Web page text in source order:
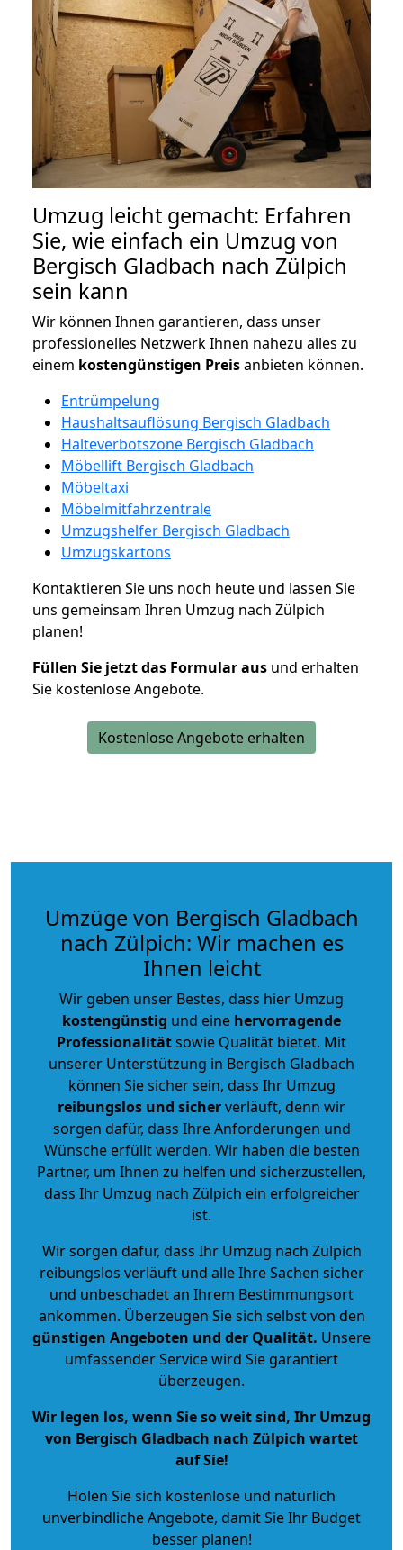
Umzug leicht gemacht: Erfahren
Sie, wie einfach ein Umzug von
Bergisch Gladbach nach Zülpich
sein kann
Wir können Ihnen garantieren, dass unser
professionelles Netzwerk Ihnen nahezu alles zu
einem kostengünstigen Preisanbieten können.
Entrümpelung
Haushaltsauflösung Bergisch Gladbach
Halteverbotszone Bergisch Gladbach
Möbellift Bergisch Gladbach
Möbeltaxi
Möbelmitfahrzentrale
Umzugshelfer Bergisch Gladbach
Umzugskartons
Kontaktieren Sie uns noch heute und lassen Sie
uns gemeinsam Ihren Umzug nach Zülpich
planen!
Füllen Sie jetzt das Formular aus und erhalten
Sie kostenlose Angebote.
Kostenlose Angebote erhalten
Umzüge von Bergisch Gladbach
nach Zülpich: Wir machen es
Ihnen leicht
Wir geben unser Bestes, dass hier Umzug
kostengünstig und eine hervorragende
Professionalitätsowie Qualität bietet. Mit
unserer Unterstützung in Bergisch Gladbach
können Sie sicher sein, dass Ihr Umzug
reibungslos und sicherverläuft, denn wir
sorgen dafür, dass Ihre Anforderungen und
Wünsche erfüllt werden. Wir haben die besten
Partner, um Ihnen zu helfen und sicherzustellen,
dass Ihr Umzug nach Zülpich ein erfolgreicher
ist.
Wir sorgen dafür, dass Ihr Umzug nach Zülpich
reibungslos verläuft und alle Ihre Sachen sicher
und unbeschadet an Ihrem Bestimmungsort
ankommen. Überzeugen Sie sich selbst von den
günstigen Angeboten und der Qualität. Unsere
umfassender Service wird Sie garantiert
überzeugen.
Wir legen los, wenn Sie so weit sind, Ihr Umzug
von Bergisch Gladbach nach Zülpich wartet
auf Sie!
Holen Sie sich kostenlose und natürlich
unverbindliche Angebote, damit Sie Ihr Budget
besser planen!